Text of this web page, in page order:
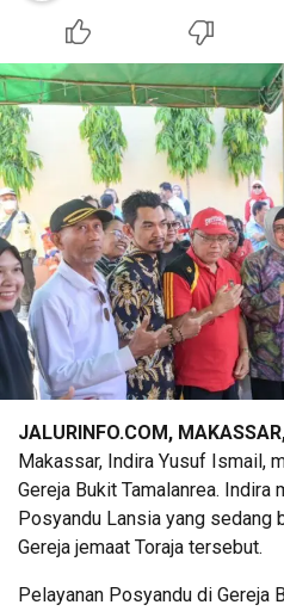
JALURINFO.COM,
Makassar, Indira Yusuf Ismail,
Gereja Bukit Tamalanrea. Indira
Posyandu Lansia yang sedang
Gereja jemaat Toraja tersebut.
Pelayanan Posyandu di Gereja